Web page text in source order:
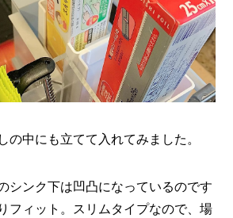
の中にも立てて入れてみました。
シンク下は凹凸になっているのです
フィット。スリムタイプなので、場